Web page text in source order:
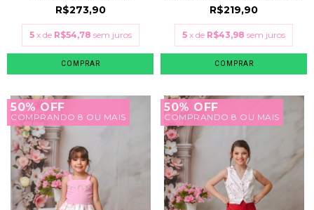
R$273,90
5 x de R$54,78 sem juros
COMPRAR
R$219,90
5 x de R$43,98 sem juros
COMPRAR
50% OFF
COMPRANDO 8 OU MAIS
50% OFF
COMPRANDO 8 OU MAIS